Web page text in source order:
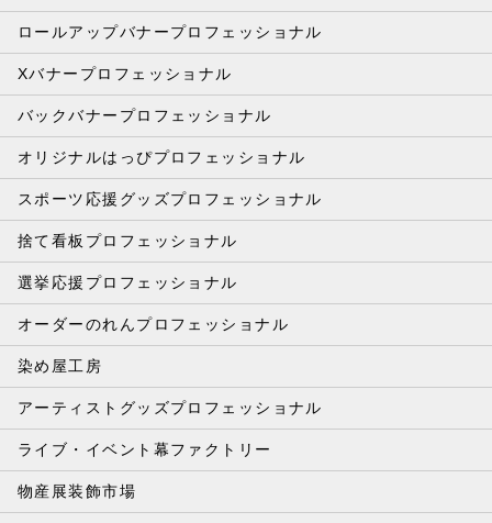
ロールアップバナープロフェッショナル
Xバナープロフェッショナル
バックバナープロフェッショナル
オリジナルはっぴプロフェッショナル
スポーツ応援グッズプロフェッショナル
捨て看板プロフェッショナル
選挙応援プロフェッショナル
オーダーのれんプロフェッショナル
染め屋工房
アーティストグッズプロフェッショナル
ライブ・イベント幕ファクトリー
物産展装飾市場